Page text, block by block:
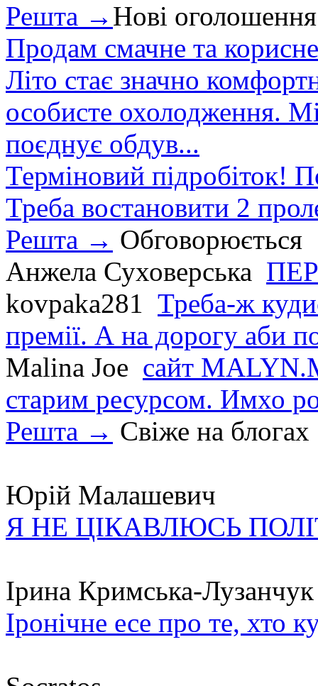
Решта → Нові оголошення
Продам смачне та
Літо стає значно
особисте охолодження.
поєднує обдув...
Терміновий підробіток!
Треба востановити 2
Решта → Обговорюється
Анжела Суховерська
kovpaka281 Треба-ж
премії. А на дорогу аби
Malina Joe сайт
старим ресурсом. Имхо
Решта → Свіже на блогах
Юрій Малашевич
Я НЕ ЦІКАВЛЮСЬ
Ірина Кримська-Лузанчук
Іронічне есе про те, хто